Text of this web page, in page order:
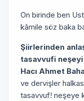
On birinde ben
kâmile söz baka
Şiirlerinden
tasavvufi neşeyi
Hacı Ahmet
ve dervişler
tasavvuf! neşeye